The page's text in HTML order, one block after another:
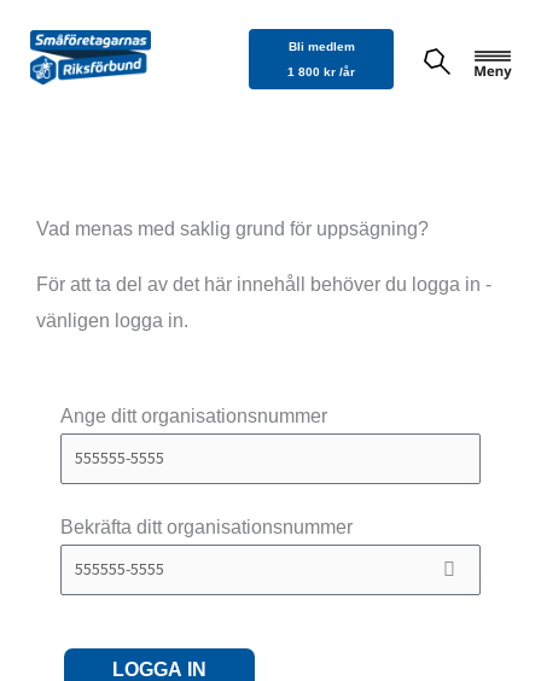
innehåll
Bli medlem
1 800 kr /år
Vad menas med saklig grund för uppsägning?
För att ta del av det här innehåll behöver du logga in -
vänligen logga in.
Ange ditt organisationsnummer
Bekräfta ditt organisationsnummer
LOGGA IN